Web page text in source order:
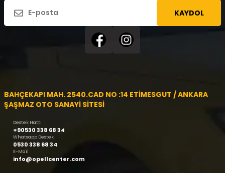
KAYDOL
BAHÇEKAPI MAH. 2540.CAD NO :14 ETİMESGUT / ANKARA
ŞAŞMAZ OTO SANAYİ SİTESİ
Destek Hattı
+90530 338 68 34
Whatsapp Destek
0530 338 68 34
E-Mail
info@opellcenter.com